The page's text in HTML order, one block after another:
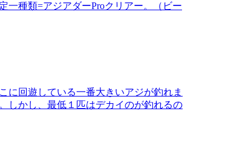
一種類=アジアダーProクリアー。（ビー
に回遊している一番大きいアジが釣れま
しかし、最低１匹はデカイのが釣れるの